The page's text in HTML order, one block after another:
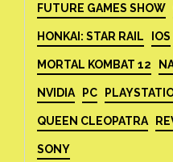
FUTURE GAMES SHOW
HONKAI: STAR RAIL IOS
MORTAL KOMBAT 12
NVIDIA PC
QUEEN CLEOPATRA
SONY